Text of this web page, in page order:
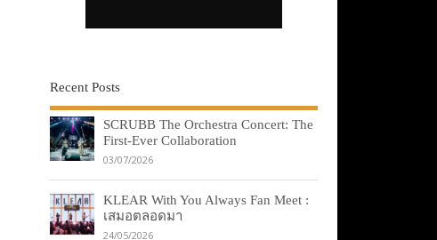
Recent Posts
SCRUBB The Orchestra Concert: The
First-Ever Collaboration
03/07/2026
KLEAR With You Always Fan Meet :
เสมอตลอดมา
24/05/2026